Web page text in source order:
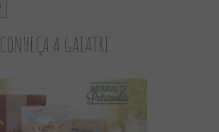
CONHEÇA A GAIATRI